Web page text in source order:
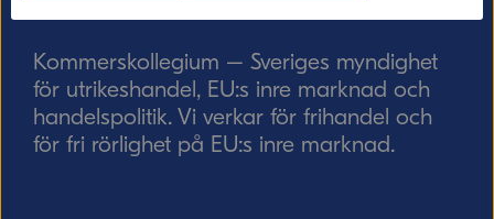
Kommerskollegium – Sveriges myndighet
för utrikeshandel, EU:s inre marknad och
handelspolitik. Vi verkar för frihandel och
för fri rörlighet på EU:s inre marknad.